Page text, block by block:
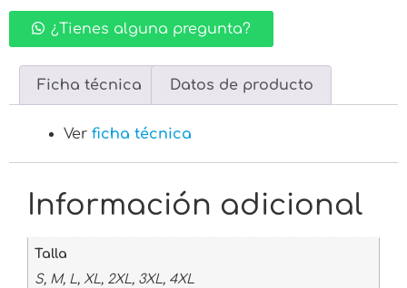
¿Tienes alguna pregunta?
Ficha técnica Datos de producto
Ver ficha técnica
Información adicional
Talla
S, M, L, XL, 2XL, 3XL, 4XL